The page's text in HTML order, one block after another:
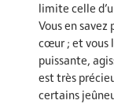
limite celle
Vous en savez
cœur ; et vous
puissante,
est très
certains